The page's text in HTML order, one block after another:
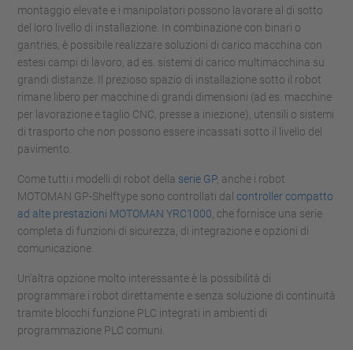
montaggio elevate e i manipolatori possono lavorare al di sotto
del loro livello di installazione. In combinazione con binari o
gantries, è possibile realizzare soluzioni di carico macchina con
estesi campi di lavoro, ad es. sistemi di carico multimacchina su
grandi distanze. Il prezioso spazio di installazione sotto il robot
rimane libero per macchine di grandi dimensioni (ad es. macchine
per lavorazione e taglio CNC, presse a iniezione), utensili o sistemi
di trasporto che non possono essere incassati sotto il livello del
pavimento.
Come tutti i modelli di robot della serie GP, anche i robot
MOTOMAN GP-Shelftype sono controllati dal controller compatto
ad alte prestazioni MOTOMAN YRC1000 , che fornisce una serie
completa di funzioni di sicurezza, di integrazione e opzioni di
comunicazione.
Un'altra opzione molto interessante è la possibilità di
programmare i robot direttamente e senza soluzione di continuità
tramite blocchi funzione PLC integrati in ambienti di
programmazione PLC comuni.